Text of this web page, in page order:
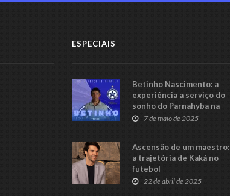
ESPECIAIS
Betinho Nascimento: a
experiência a serviço do
sonho do Parnahyba na
Série C
7 de maio de 2025
Ascensão de um maestro:
a trajetória de Kaká no
futebol
22 de abril de 2025